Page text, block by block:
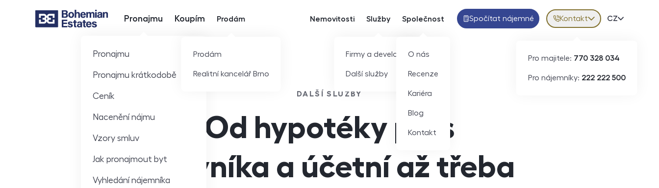
Hlavní nabídka
Pronajmu
Pronajmu
Pronajmu krátkodobě
Ceník
Nacenění nájmu
Vzory smluv
Jak pronajmout byt
Vyhledání nájemníka
Koupím Prodám
Prodám
Realitní kancelář Brno
Nemovitosti Služby
Firmy a developeři
Další služby
Společnost
O nás
Recenze
Kariéra
Blog
Kontakt
Spočítat nájemné Kontakt
Pro majitele: 770 328 034
Pro nájemníky: 222 222 500
Volba
CZ
DALŠÍ SLUŽBY
Od hypotéky přes
právníka a účetní až třeba